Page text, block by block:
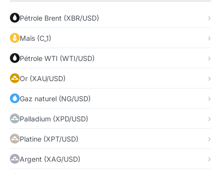
Pétrole Brent (XBR/USD)
Maïs (C_1)
Pétrole WTI (WTI/USD)
Or (XAU/USD)
Gaz naturel (NG/USD)
Palladium (XPD/USD)
Platine (XPT/USD)
Argent (XAG/USD)